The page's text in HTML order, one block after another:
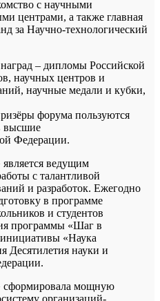
с научными
центрами, а также главная
за Научно-технологический
– дипломы Российской
научных центров и
научные медали и кубки,
форума пользуются
высшие
Федерации.
ведущим
с талантливой
и разработок. Ежегодно
в программе
и студентов
программы «Шаг в
«Наука
Десятилетия науки и
сформировала мощную
организаций-